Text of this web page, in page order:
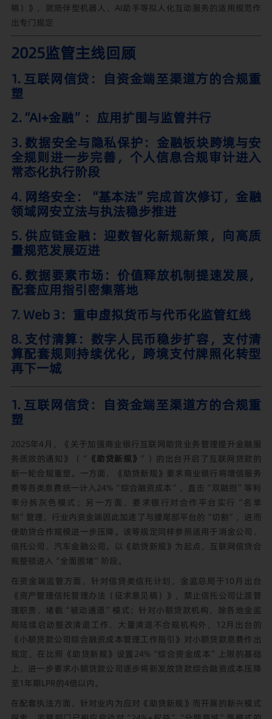
稿）》，就陪伴型机器人、AI助手等拟人化互动服务的适用规范作
出专门规定
2025监管主线回顾
1. 互联网信贷：自资金端至渠道方的合规重
塑
2.“AI+金融”：应用扩围与监管并行
3. 数据安全与隐私保护：金融板块跨境与安
全规则进一步完善，个人信息合规审计进入
常态化执行阶段
4. 网络安全：“基本法”完成首次修订，金融
领域网安立法与执法稳步推进
5. 供应链金融：迎数智化新规新策，向高质
量规范发展迈进
6. 数据要素市场：价值释放机制提速发展，
配套应用指引密集落地
7. Web 3：重申虚拟货币与代币化监管红线
8. 支付清算：数字人民币稳步扩容，支付清
算配套规则持续优化，跨境支付牌照化转型
再下一城
1. 互联网信贷：自资金端至渠道方的合规重
塑
2025年4月，《关于加强商业银行互联网助贷业务管理提升金融服
务质效的通知》（“ 《助贷新规》 ”）的出台开启了互联网贷款的
新一轮合规重塑。一方面，《助贷新规》要求商业银行将增信服务
费等各类息费统一计入24%“综合融资成本”，直击“双融担”等利
率分拆灰色模式；另一方面，要求银行对合作平台实行“名单
制”管理，行业内资金端因此加速了与腰尾部平台的“切割”，进而
使助贷合作规模进一步压降。该等规定同样参照适用于消金公司、
信托公司、汽车金融公司。以《助贷新规》为起点，互联网信贷合
规整顿进入“全面围堵”阶段。
在资金端监管方面，针对信贷类信托计划，金监总局于10月出台
《资产管理信托管理办法（征求意见稿）》，禁止信托公司让渡管
理职责、堵截“被动通道”模式；针对小额贷款机构，除各地金监
局陆续启动整改清退工作、大量清退不合规机构外，12月出台的
《小额贷款公司综合融资成本管理工作指引》对小额贷款息费作出
规定，在比照《助贷新规》设置24%“综合资金成本”上限的基础
上，进一步要求小额贷款公司逐步将新发放贷款综合融资成本压降
至1年期LPR的4倍以内。
在配套执法方面，针对业内为应对《助贷新规》而开展的新兴模式